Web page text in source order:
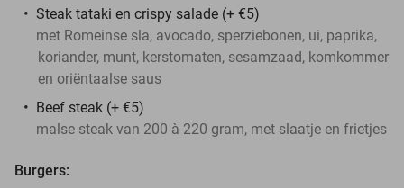
Steak tataki en crispy salade (+ €5)
met Romeinse sla, avocado, sperziebonen, ui, paprika,
koriander, munt, kerstomaten, sesamzaad, komkommer
en oriëntaalse saus
Beef steak (+ €5)
malse steak van 200 à 220 gram, met slaatje en frietjes
Burgers: